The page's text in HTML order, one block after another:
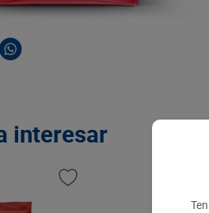
interesar